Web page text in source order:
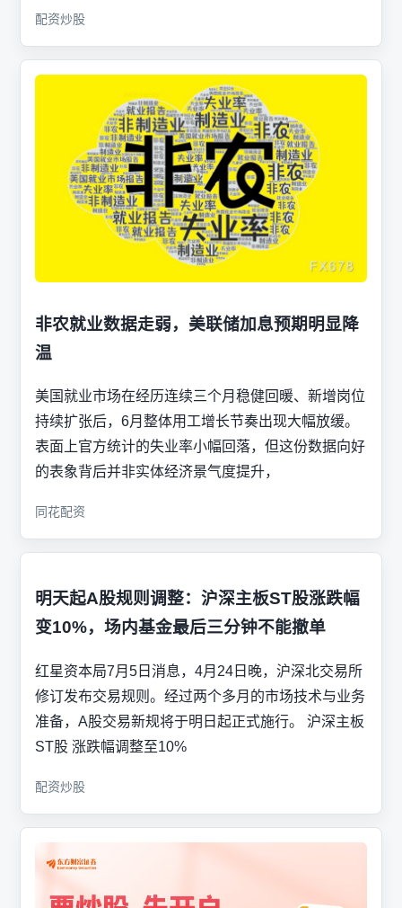
配资炒股
非农就业数据走弱，美联储加息预期明显降
温
美国就业市场在经历连续三个月稳健回暖、新增岗位
持续扩张后，6月整体用工增长节奏出现大幅放缓。
表面上官方统计的失业率小幅回落，但这份数据向好
的表象背后并非实体经济景气度提升，
同花配资
明天起A股规则调整：沪深主板ST股涨跌幅
变10%，场内基金最后三分钟不能撤单
红星资本局7月5日消息，4月24日晚，沪深北交易所
修订发布交易规则。经过两个多月的市场技术与业务
准备，A股交易新规将于明日起正式施行。 沪深主板
ST股 涨跌幅调整至10%
配资炒股